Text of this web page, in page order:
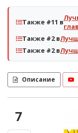
Также #11 в
Также #2 в
Также #2 в
Описание
7